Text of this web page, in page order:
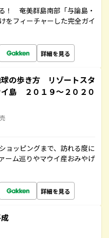
！ 奄美群島南部「与論島・
をフィーチャーした完全ガイ
詳細を見る
の歩き方 リゾートスタ
島 ２０１９～２０２０
ョッピングまで、訪れる度に
ーム巡りやマウイ産おみやげ
詳細を見る